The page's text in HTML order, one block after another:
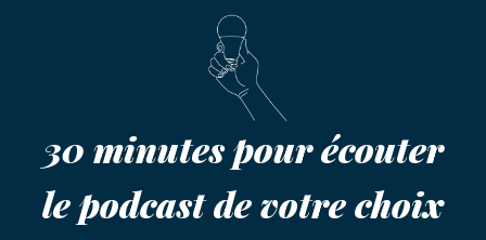
30 minutes pour écouter
le podcast de votre choix